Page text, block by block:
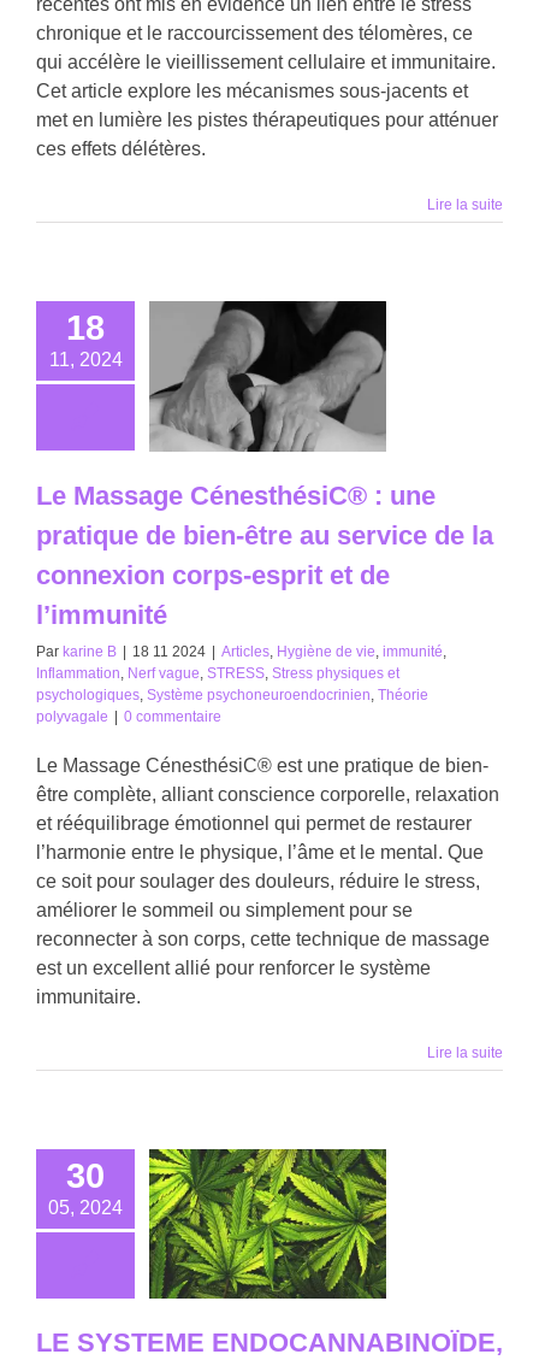
récentes ont mis en évidence un lien entre le stress
chronique et le raccourcissement des télomères, ce
qui accélère le vieillissement cellulaire et immunitaire.
Cet article explore les mécanismes sous-jacents et
met en lumière les pistes thérapeutiques pour atténuer
ces effets délétères.
Lire la suite
18
11, 2024
Le Massage CénesthésiC® : une
pratique de bien-être au service de la
connexion corps-esprit et de
l’immunité
Par karine B | 18 11 2024 | Articles Hygiène de vie immunité
Inflammation Nerf vague STRESS Stress physiques et
psychologiques Système psychoneuroendocrinien Théorie
polyvagale | 0 commentaire
Le Massage CénesthésiC® est une pratique de bien-
être complète, alliant conscience corporelle, relaxation
et rééquilibrage émotionnel qui permet de restaurer
l’harmonie entre le physique, l’âme et le mental. Que
ce soit pour soulager des douleurs, réduire le stress,
améliorer le sommeil ou simplement pour se
reconnecter à son corps, cette technique de massage
est un excellent allié pour renforcer le système
immunitaire.
Lire la suite
30
05, 2024
LE SYSTEME ENDOCANNABINOÏDE,